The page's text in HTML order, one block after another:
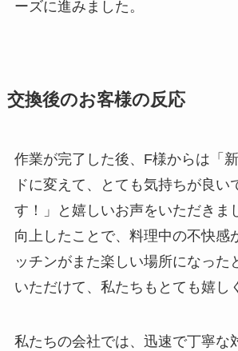
ーズに進みました。
交換後のお客様の反応
作業が完了した後、F様からは「
ドに変えて、とても気持ちが良い
す！」と嬉しいお声をいただきま
向上したことで、料理中の不快感
ッチンがまた楽しい場所になった
いただけて、私たちもとても嬉し
私たちの会社では、迅速で丁寧な